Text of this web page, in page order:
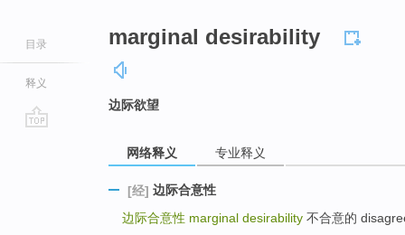
目录
释义
marginal desirability
边际欲望
网络释义 专业释义
[经] 边际合意性
边际合意性 marginal desirability 不合意的